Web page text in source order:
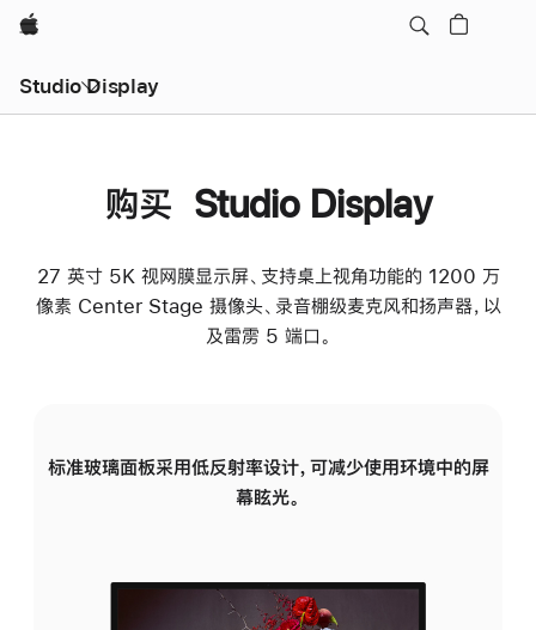
Apple
Studio Display
购买 Studio Display
27 英寸 5K 视网膜显示屏、支持桌上视角功能的 1200 万
像素 Center Stage 摄像头、录音棚级麦克风和扬声器，以
及雷雳 5 端口。
标准玻璃面板采用低反射率设计，可减少使用环境中的屏
幕眩光。